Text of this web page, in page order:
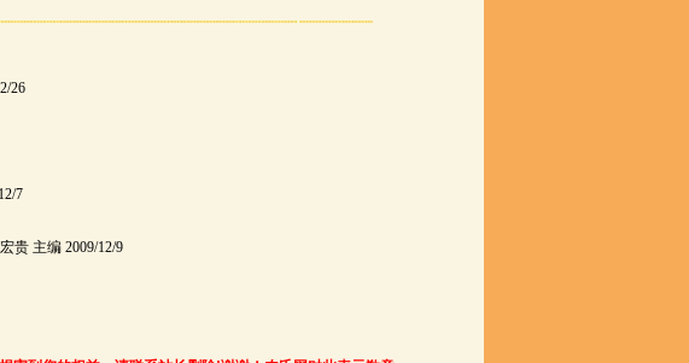
26
7
贵 主编 2009/12/9